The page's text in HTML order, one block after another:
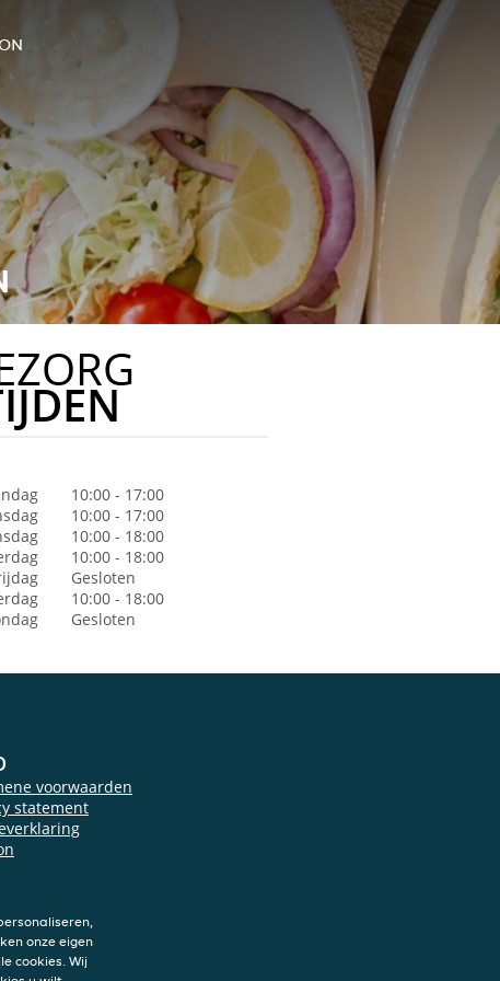
10:00 - 17:00
10:00 - 17:00
10:00 - 18:00
10:00 - 18:00
Gesloten
10:00 - 18:00
Gesloten
voorwaarden
statement
onze eigen
cookies. Wij